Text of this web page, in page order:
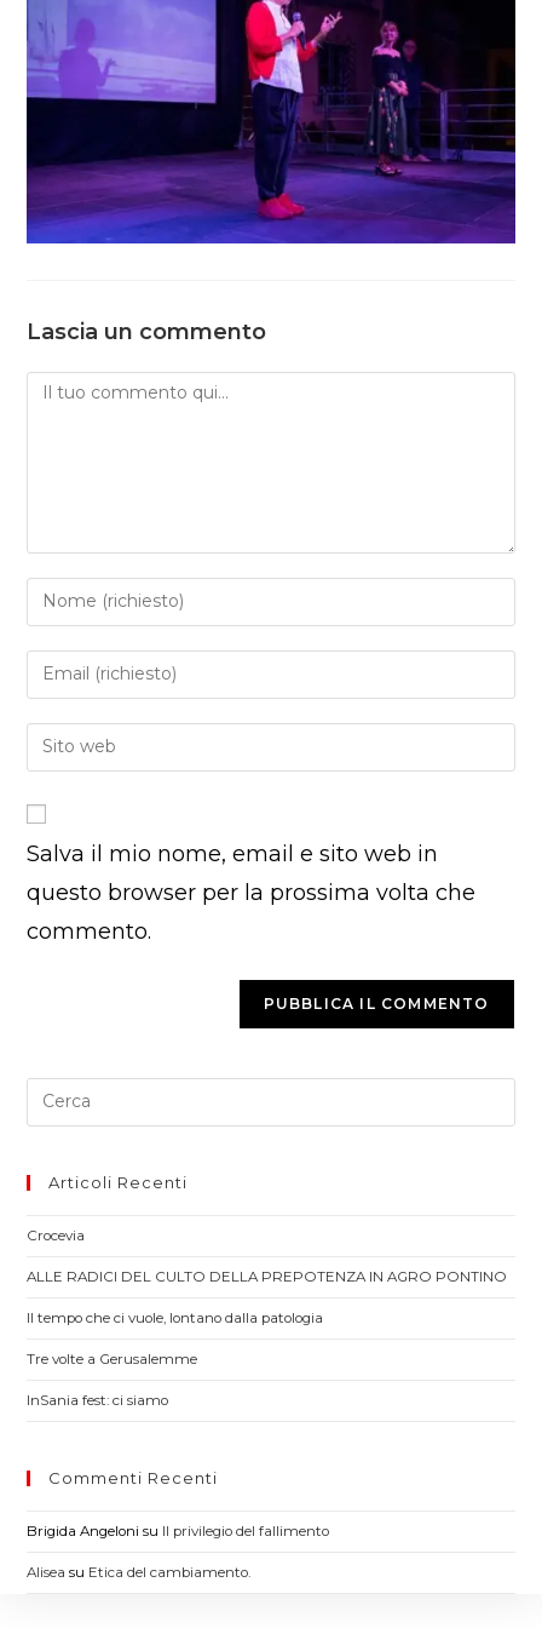
Lascia un commento
Commento
Inserisci
il
tuo
nome
nome
utente
per
Inserisci
il
tuo
indirizzo
commentare
Inserisci
l'URL
sito
web
(facoltativo)
Salva il mio nome, email e sito web in
questo browser per la prossima volta che
commento.
Articoli Recenti
Crocevia
ALLE RADICI DEL CULTO DELLA PREPOTENZA IN AGRO PONTINO
Il tempo che ci vuole, lontano dalla patologia
Tre volte a Gerusalemme
InSania fest: ci siamo
Commenti Recenti
Brigida Angeloni su Il privilegio del fallimento
Alisea su Etica del cambiamento.